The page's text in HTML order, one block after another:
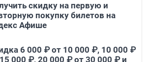
скидку на первую и
покупку билетов на
Афише
6 000 ₽ от 10 000 ₽, 10 000 ₽
000 ₽, 20 000 ₽ от 30 000 ₽ и